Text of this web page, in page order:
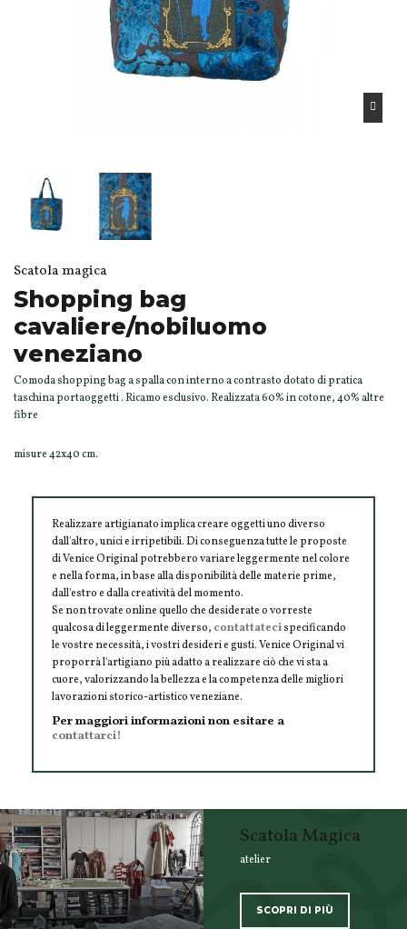
Scatola magica
Shopping bag
cavaliere/nobiluomo
veneziano
Comoda shopping bag a spalla con interno a contrasto dotato di pratica
taschina portaoggetti . Ricamo esclusivo. Realizzata 60% in cotone, 40% altre
fibre
misure 42x40 cm.
Realizzare artigianato implica creare oggetti uno diverso
dall'altro, unici e irripetibili. Di conseguenza tutte le proposte
di Venice Original potrebbero variare leggermente nel colore
e nella forma, in base alla disponibilità delle materie prime,
dall'estro e dalla creatività del momento.
Se non trovate online quello che desiderate o vorreste
qualcosa di leggermente diverso, contattatecispecificando
le vostre necessità, i vostri desideri e gusti. Venice Original vi
proporrà l'artigiano più adatto a realizzare ciò che vi sta a
cuore, valorizzando la bellezza e la competenza delle migliori
lavorazioni storico-artistico veneziane.
Per maggiori informazioni non esitare a
contattarci!
Scatola Magica
atelier
SCOPRI DI PIÙ